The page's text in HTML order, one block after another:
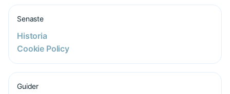
Senaste
Historia
Cookie Policy
Guider